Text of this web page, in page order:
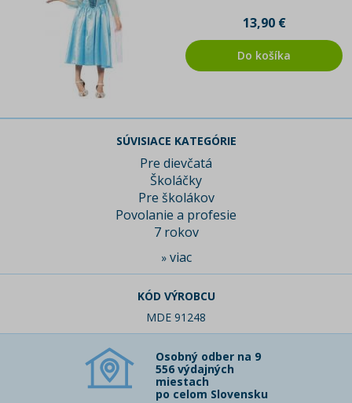
13,90 €
Do košíka
SÚVISIACE KATEGÓRIE
Pre dievčatá
Školáčky
Pre školákov
Povolanie a profesie
7 rokov
» viac
KÓD VÝROBCU
MDE 91248
Osobný odber na 9
556 výdajných
miestach
po celom Slovensku